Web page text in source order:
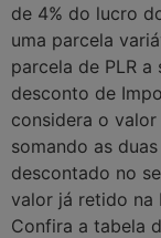
de 4% do lucro
uma parcela
parcela de PLR
desconto de
considera o
somando as
descontado no
valor já retido na
Confira a tabela